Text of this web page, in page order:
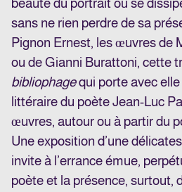
beauté du portrait où se
sans ne rien perdre de sa
Pignon Ernest, les œuvres de
ou de Gianni Burattoni, cette
bibliophagequi porte avec
littéraire du poète Jean-Luc
œuvres, autour ou à partir du
Une exposition d’une
invite à l’errance émue,
poète et la présence, surtout,